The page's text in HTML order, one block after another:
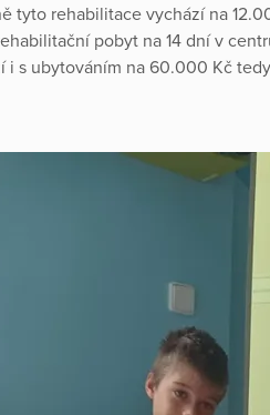
tyto rehabilitace vychází na
pobyt na 14 dní v
i s ubytováním na 60.000 Kč